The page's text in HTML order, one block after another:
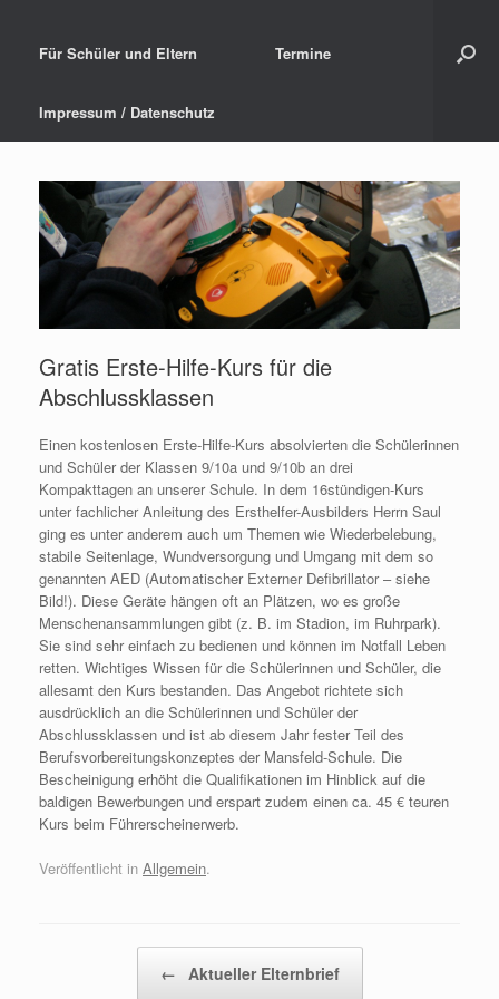
Für Schüler und Eltern Termine
Impressum / Datenschutz
Gratis Erste-Hilfe-Kurs für die
Abschlussklassen
Einen kostenlosen Erste-Hilfe-Kurs absolvierten die Schülerinnen
und Schüler der Klassen 9/10a und 9/10b an drei
Kompakttagen an unserer Schule. In dem 16stündigen-Kurs
unter fachlicher Anleitung des Ersthelfer-Ausbilders Herrn Saul
ging es unter anderem auch um Themen wie Wiederbelebung,
stabile Seitenlage, Wundversorgung und Umgang mit dem so
genannten AED (Automatischer Externer Defibrillator – siehe
Bild!). Diese Geräte hängen oft an Plätzen, wo es große
Menschenansammlungen gibt (z. B. im Stadion, im Ruhrpark).
Sie sind sehr einfach zu bedienen und können im Notfall Leben
retten. Wichtiges Wissen für die Schülerinnen und Schüler, die
allesamt den Kurs bestanden. Das Angebot richtete sich
ausdrücklich an die Schülerinnen und Schüler der
Abschlussklassen und ist ab diesem Jahr fester Teil des
Berufsvorbereitungskonzeptes der Mansfeld-Schule. Die
Bescheinigung erhöht die Qualifikationen im Hinblick auf die
baldigen Bewerbungen und erspart zudem einen ca. 45 € teuren
Kurs beim Führerscheinerwerb.
Veröffentlicht in Allgemein.
← Aktueller Elternbrief